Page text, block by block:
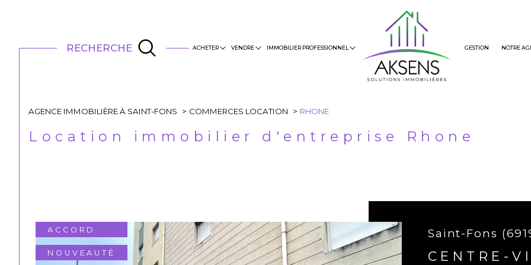
ACHETER VENDRE IMMOBILIER PROFESSIONNEL GESTION NOTRE
RECHERCHE
AGENCE IMMOBILIÈRE À SAINT-FONS COMMERCES LOCATION RHONE
Location immobilier d'entreprise Rhone
Saint-Fons
CENTRE-
ACCORD
NOUVEAUTÉ